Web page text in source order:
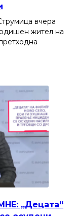
вчера
жител на
„Децата“